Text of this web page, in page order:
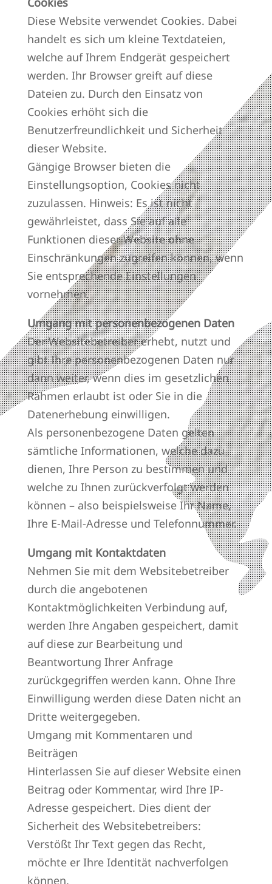
Diese Website verwendet Cookies. Dabei
handelt es sich um kleine Textdateien,
welche auf Ihrem Endgerät gespeichert
werden. Ihr Browser greift auf diese
Dateien zu. Durch den Einsatz von
Cookies erhöht sich die
Benutzerfreundlichkeit und Sicherheit
dieser Website.
Gängige Browser bieten die
Einstellungsoption, Cookies nicht
zuzulassen. Hinweis: Es ist nicht
gewährleistet, dass Sie auf alle
Funktionen dieser Website ohne
Einschränkungen zugreifen können, wenn
Sie entsprechende Einstellungen
vornehmen.
Umgang mit personenbezogenen Daten
Der Websitebetreiber erhebt, nutzt und
gibt Ihre personenbezogenen Daten nur
dann weiter, wenn dies im gesetzlichen
Rahmen erlaubt ist oder Sie in die
Datenerhebung einwilligen.
Als personenbezogene Daten gelten
sämtliche Informationen, welche dazu
dienen, Ihre Person zu bestimmen und
welche zu Ihnen zurückverfolgt werden
können – also beispielsweise Ihr Name,
Ihre E-Mail-Adresse und Telefonnummer.
Umgang mit Kontaktdaten
Nehmen Sie mit dem Websitebetreiber
durch die angebotenen
Kontaktmöglichkeiten Verbindung auf,
werden Ihre Angaben gespeichert, damit
auf diese zur Bearbeitung und
Beantwortung Ihrer Anfrage
zurückgegriffen werden kann. Ohne Ihre
Einwilligung werden diese Daten nicht an
Dritte weitergegeben.
Umgang mit Kommentaren und
Beiträgen
Hinterlassen Sie auf dieser Website einen
Beitrag oder Kommentar, wird Ihre IP-
Adresse gespeichert. Dies dient der
Sicherheit des Websitebetreibers:
Verstößt Ihr Text gegen das Recht,
möchte er Ihre Identität nachverfolgen
können.